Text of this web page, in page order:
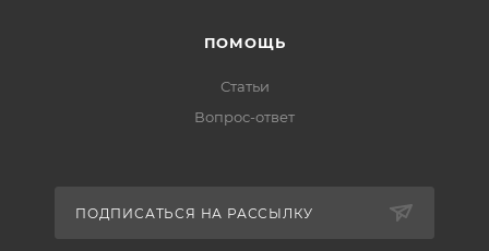
ПОМОЩЬ
Статьи
Вопрос-ответ
ПОДПИСАТЬСЯ НА РАССЫЛКУ